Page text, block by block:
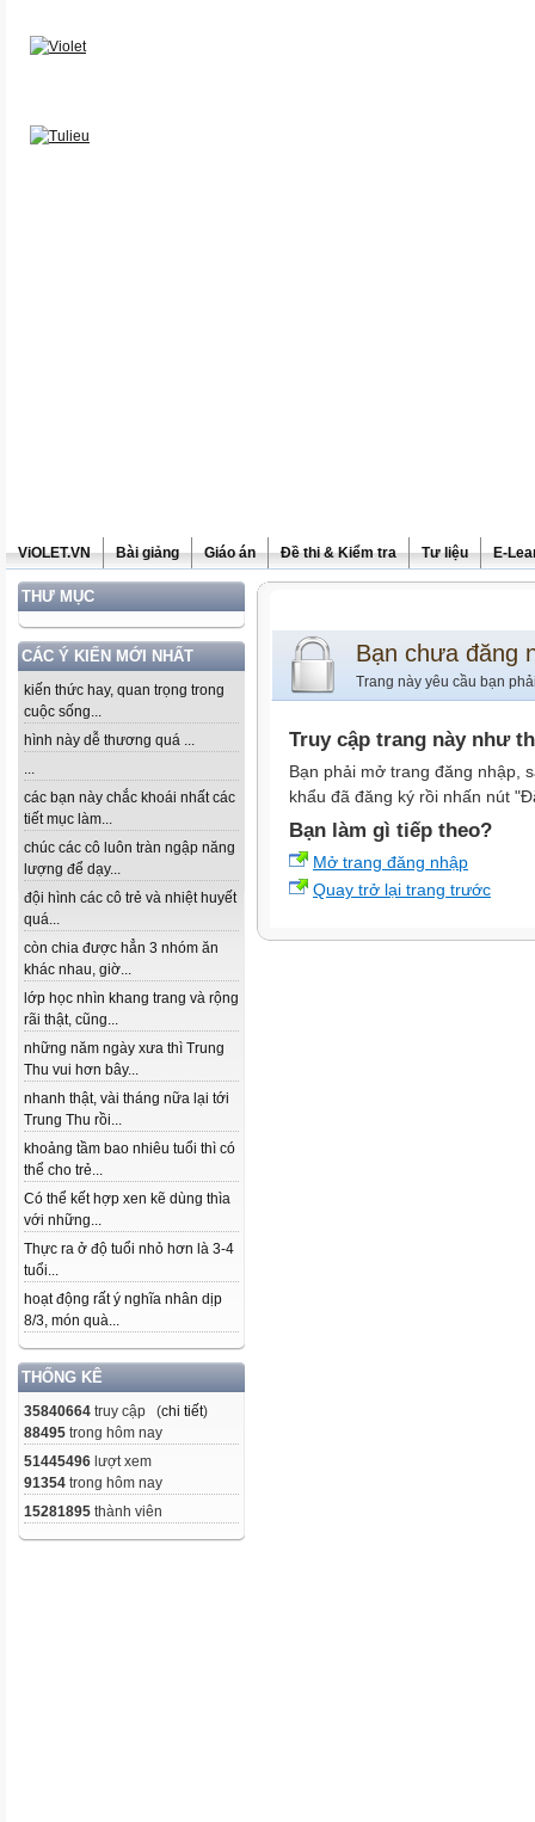
ViOLET.VN Bài giảng Giáo án Đề thi & Kiểm tra Tư liệu E-
THƯ MỤC
CÁC Ý KIẾN MỚI NHẤT
kiến thức hay, quan trọng trong
cuộc sống...
hình này dễ thương quá ...
...
các bạn này chắc khoái nhất các
tiết mục làm...
chúc các cô luôn tràn ngập năng
lượng để dạy...
đội hình các cô trẻ và nhiệt huyết
quá...
còn chia được hẳn 3 nhóm ăn
khác nhau, giờ...
lớp học nhìn khang trang và rộng
rãi thật, cũng...
những năm ngày xưa thì Trung
Thu vui hơn bây...
nhanh thật, vài tháng nữa lại tới
Trung Thu rồi...
khoảng tầm bao nhiêu tuổi thì có
thể cho trẻ...
Có thể kết hợp xen kẽ dùng thìa
với những...
Thực ra ở độ tuổi nhỏ hơn là 3-4
tuổi...
hoạt động rất ý nghĩa nhân dịp
8/3, món quà...
THỐNG KÊ
35840664 truy cập (chi tiết)
88495 trong hôm nay
51445496 lượt xem
91354 trong hôm nay
15281895 thành viên
Bạn chưa đăng
Trang này yêu cầu bạn
Truy cập trang này như
Bạn phải mở trang đăng nhập,
khẩu đã đăng ký rồi nhấn nút
Bạn làm gì tiếp theo?
Mở trang đăng nhập
Quay trở lại trang trước